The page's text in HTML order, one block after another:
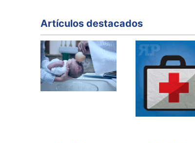
Artículos destacados